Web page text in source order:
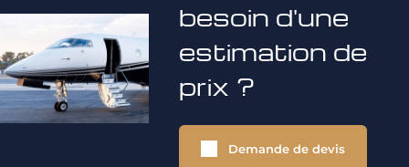
besoin d'une
estimation de
prix ?
Demande de devis